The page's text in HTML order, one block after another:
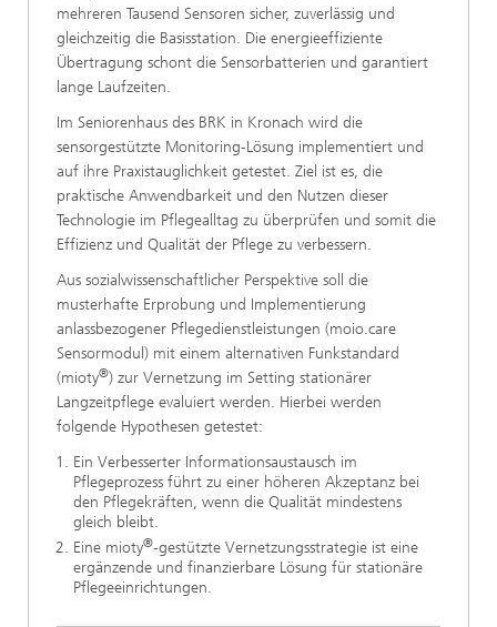
mehreren Tausend Sensoren sicher, zuverlässig und
gleichzeitig die Basisstation. Die energieeffiziente
Übertragung schont die Sensorbatterien und garantiert
lange Laufzeiten.
Im Seniorenhaus des BRK in Kronach wird die
sensorgestützte Monitoring-Lösung implementiert und
auf ihre Praxistauglichkeit getestet. Ziel ist es, die
praktische Anwendbarkeit und den Nutzen dieser
Technologie im Pflegealltag zu überprüfen und somit die
Effizienz und Qualität der Pflege zu verbessern.
Aus sozialwissenschaftlicher Perspektive soll die
musterhafte Erprobung und Implementierung
anlassbezogener Pflegedienstleistungen (moio.care
Sensormodul) mit einem alternativen Funkstandard
(mioty®) zur Vernetzung im Setting stationärer
Langzeitpflege evaluiert werden. Hierbei werden
folgende Hypothesen getestet:
Ein Verbesserter Informationsaustausch im
Pflegeprozess führt zu einer höheren Akzeptanz bei
den Pflegekräften, wenn die Qualität mindestens
gleich bleibt.
Eine mioty®-gestützte Vernetzungsstrategie ist eine
ergänzende und finanzierbare Lösung für stationäre
Pflegeeinrichtungen.